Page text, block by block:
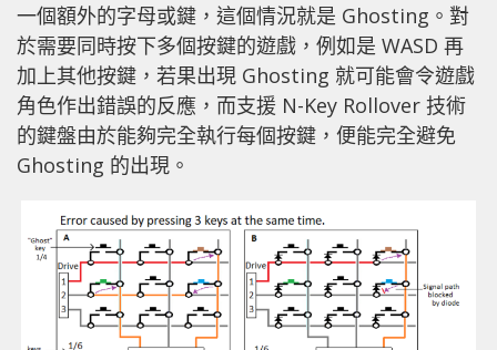
一個額外的字母或鍵，這個情況就是 Ghosting。對
於需要同時按下多個按鍵的遊戲，例如是 WASD 再
加上其他按鍵，若果出現 Ghosting 就可能會令遊戲
角色作出錯誤的反應，而支援 N-Key Rollover 技術
的鍵盤由於能夠完全執行每個按鍵，便能完全避免
Ghosting 的出現。